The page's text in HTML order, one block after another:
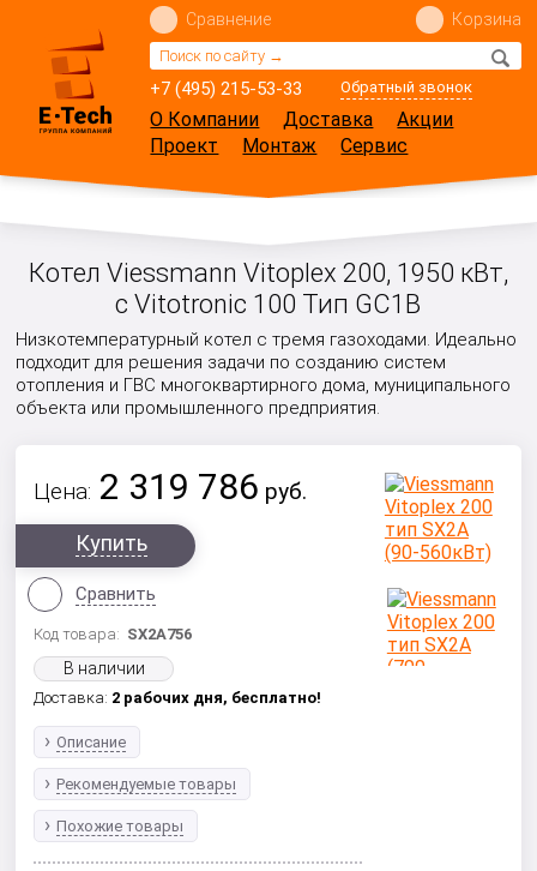
+7 (495) 215-53-33 Обратный звонок
Сравнение Корзина
О Компании Доставка
Акции
Проект
Монтаж Сервис
Котел Viessmann Vitoplex 200, 1950 кВт,
с Vitotronic 100 Тип GC1B
Низкотемпературный котел с тремя газоходами. Идеально
подходит для решения задачи по созданию систем
отопления и ГВС многоквартирного дома, муниципального
объекта или промышленного предприятия.
Цена: 2 319 786 руб.
Купить
Сравнить
Код товара: SX2A756
В наличии
Доставка: 2 рабочих дня, бесплатно!
Описание
Рекомендуемые товары
Похожие товары